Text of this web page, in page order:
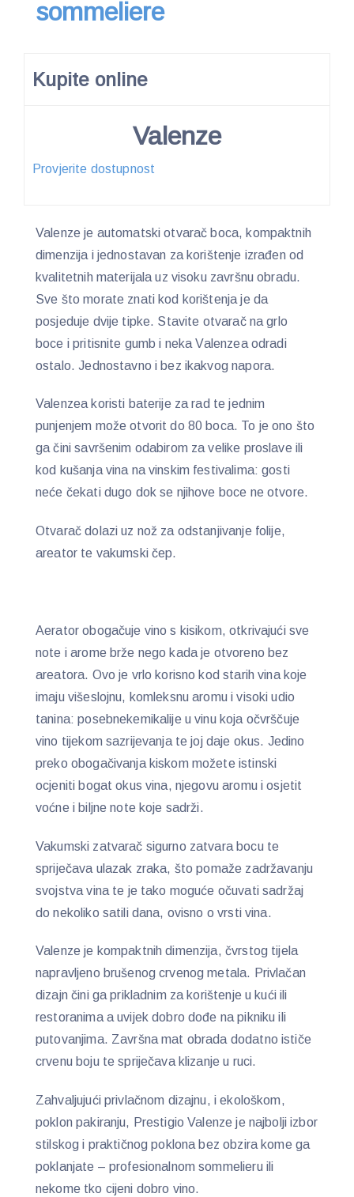
sommeliere
Kupite online
Valenze
Provjerite dostupnost
Valenze je automatski otvarač boca, kompaktnih
dimenzija i jednostavan za korištenje izrađen od
kvalitetnih materijala uz visoku završnu obradu.
Sve što morate znati kod korištenja je da
posjeduje dvije tipke. Stavite otvarač na grlo
boce i pritisnite gumb i neka Valenzea odradi
ostalo. Jednostavno i bez ikakvog napora.
Valenzea koristi baterije za rad te jednim
punjenjem može otvorit do 80 boca. To je ono što
ga čini savršenim odabirom za velike proslave ili
kod kušanja vina na vinskim festivalima: gosti
neće čekati dugo dok se njihove boce ne otvore.
Otvarač dolazi uz nož za odstanjivanje folije,
areator te vakumski čep.
Aerator obogačuje vino s kisikom, otkrivajući sve
note i arome brže nego kada je otvoreno bez
areatora. Ovo je vrlo korisno kod starih vina koje
imaju višeslojnu, komleksnu aromu i visoki udio
tanina: posebnekemikalije u vinu koja očvrščuje
vino tijekom sazrijevanja te joj daje okus. Jedino
preko obogačivanja kiskom možete istinski
ocjeniti bogat okus vina, njegovu aromu i osjetit
voćne i biljne note koje sadrži.
Vakumski zatvarač sigurno zatvara bocu te
spriječava ulazak zraka, što pomaže zadržavanju
svojstva vina te je tako moguće očuvati sadržaj
do nekoliko satili dana, ovisno o vrsti vina.
Valenze je kompaktnih dimenzija, čvrstog tijela
napravljeno brušenog crvenog metala. Privlačan
dizajn čini ga prikladnim za korištenje u kući ili
restoranima a uvijek dobro dođe na pikniku ili
putovanjima. Završna mat obrada dodatno ističe
crvenu boju te spriječava klizanje u ruci.
Zahvaljujući privlačnom dizajnu, i ekološkom,
poklon pakiranju, Prestigio Valenze je najbolji izbor
stilskog i praktičnog poklona bez obzira kome ga
poklanjate – profesionalnom sommelieru ili
nekome tko cijeni dobro vino.